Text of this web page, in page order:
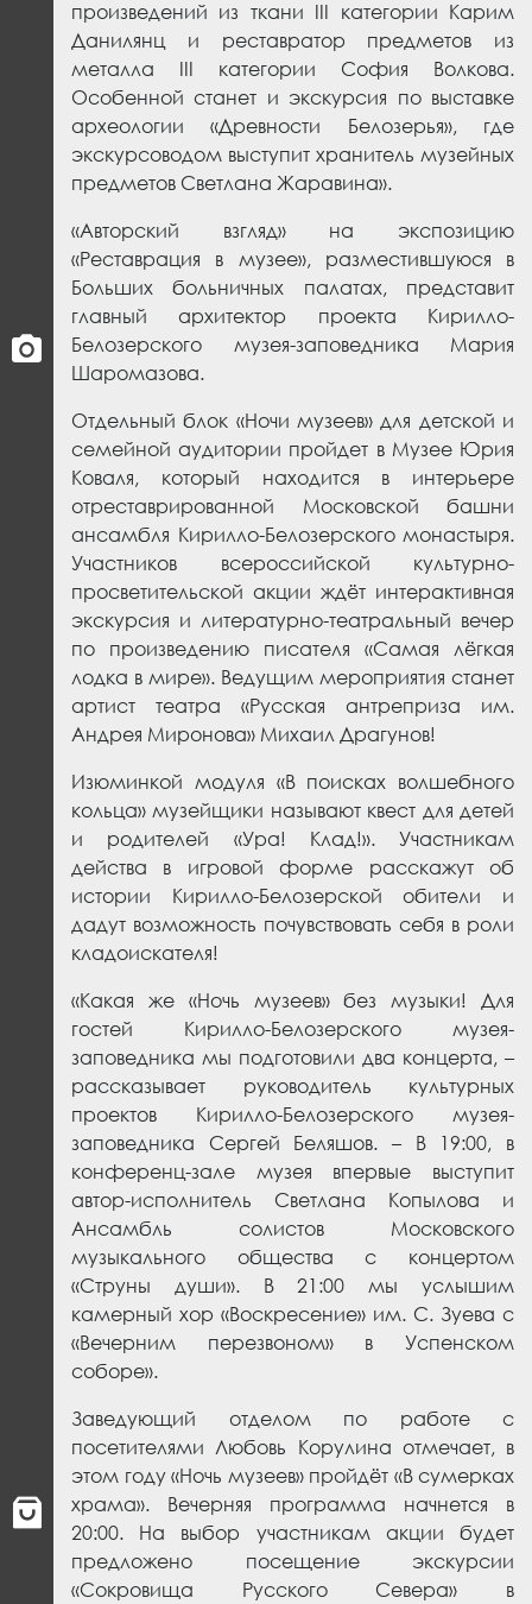
произведений из ткани III категории Карим
Данилянц и реставратор предметов из
металла III категории София Волкова.
Особенной станет и экскурсия по выставке
археологии «Древности Белозерья», где
экскурсоводом выступит хранитель музейных
предметов Светлана Жаравина».
«Авторский взгляд» на экспозицию
«Реставрация в музее», разместившуюся в
Больших больничных палатах, представит
главный архитектор проекта Кирилло-
Белозерского музея-заповедника Мария
Шаромазова.
Отдельный блок «Ночи музеев» для детской и
семейной аудитории пройдет в Музее Юрия
Коваля, который находится в интерьере
отреставрированной Московской башни
ансамбля Кирилло-Белозерского монастыря.
Участников всероссийской культурно-
просветительской акции ждёт интерактивная
экскурсия и литературно-театральный вечер
по произведению писателя «Самая лёгкая
лодка в мире». Ведущим мероприятия станет
артист театра «Русская антреприза им.
Андрея Миронова» Михаил Драгунов!
Изюминкой модуля «В поисках волшебного
кольца» музейщики называют квест для детей
и родителей «Ура! Клад!». Участникам
действа в игровой форме расскажут об
истории Кирилло-Белозерской обители и
дадут возможность почувствовать себя в роли
кладоискателя!
«Какая же «Ночь музеев» без музыки! Для
гостей Кирилло-Белозерского музея-
заповедника мы подготовили два концерта, –
рассказывает руководитель культурных
проектов Кирилло-Белозерского музея-
заповедника Сергей Беляшов. – В 19:00, в
конференц-зале музея впервые выступит
автор-исполнитель Светлана Копылова и
Ансамбль солистов Московского
музыкального общества с концертом
«Струны души». В 21:00 мы услышим
камерный хор «Воскресение» им. С. Зуева с
«Вечерним перезвоном» в Успенском
соборе».
Заведующий отделом по работе с
посетителями Любовь Корулина отмечает, в
этом году «Ночь музеев» пройдёт «В сумерках
храма». Вечерняя программа начнется в
20:00. На выбор участникам акции будет
предложено посещение экскурсии
«Сокровища Русского Севера» в